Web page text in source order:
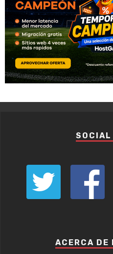
SOCIAL
ACERCA DE